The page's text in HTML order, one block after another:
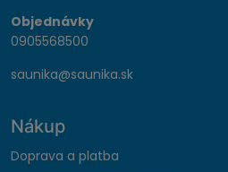
Objednávky
0905568500
saunika@saunika.sk
Nákup
Doprava a platba